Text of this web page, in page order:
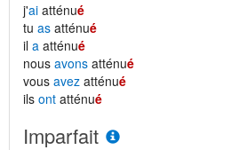
j'ai atténué
tu as atténué
il a atténué
nous avons atténué
vous avez atténué
ils ont atténué
Imparfait